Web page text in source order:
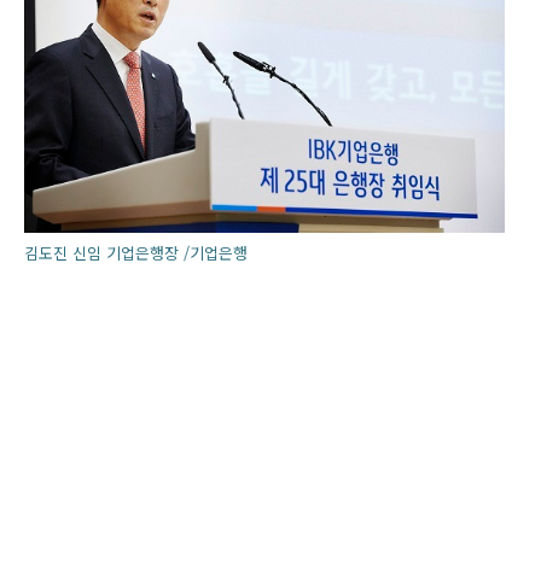
김도진 신임 기업은행장 /기업은행